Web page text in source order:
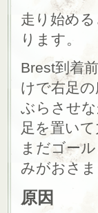
走り始め
ります。
Brest到着
けで右足
ぶらさせ
足を置い
まだゴー
みがおさ
原因